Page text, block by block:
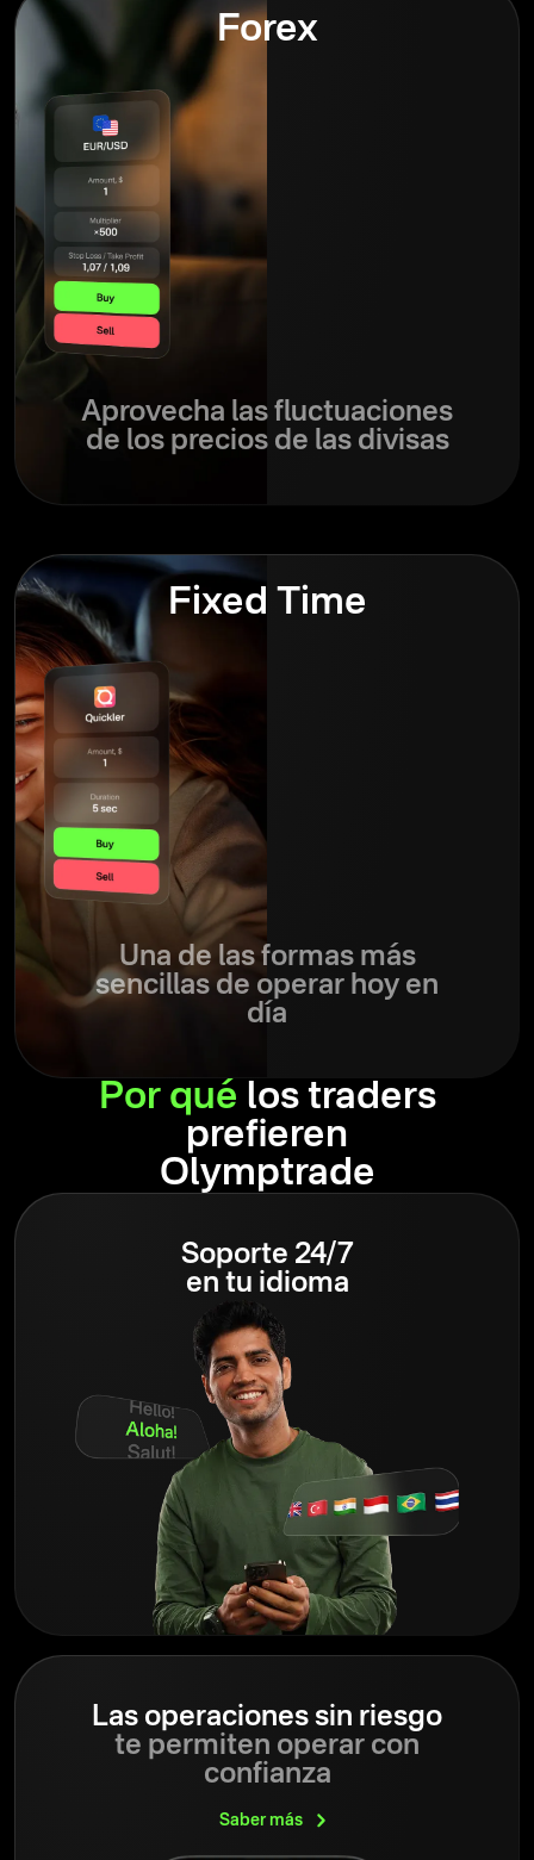
Forex
Aprovecha las fluctuaciones
de los precios de las divisas
Fixed Time
Una de las formas más
sencillas de operar hoy en
día
Por qué los traders
prefieren
Olymptrade
Soporte 24/7
en tu idioma
Las operaciones sin riesgo
te permiten operar con
confianza
Sabermás